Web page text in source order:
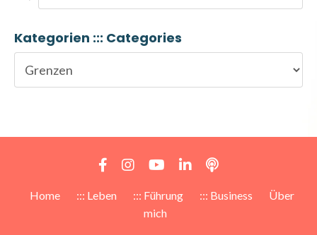
Kategorien ::: Categories
Home ::: Leben ::: Führung ::: Business
Über
mich